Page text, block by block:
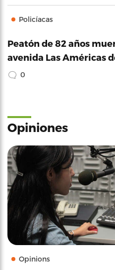
Policíacas
Peatón de 82 años
avenida Las Américas
0
Opiniones
Opinions